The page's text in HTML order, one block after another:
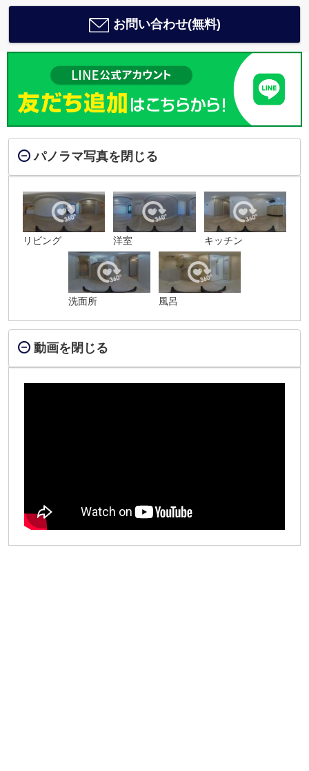
お問い合わせ(無料)
パノラマ写真を閉じる
リビング 洋室 キッチン
洗面所 風呂
動画を閉じる